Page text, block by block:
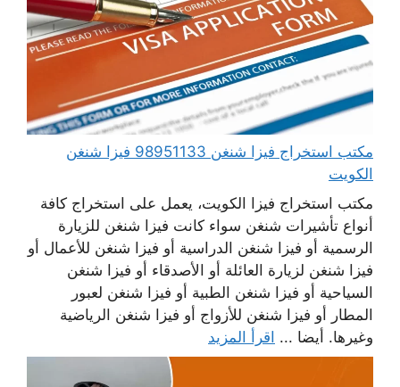
مكتب استخراج فيزا شنغن 98951133 فيزا شنغن
الكويت
مكتب استخراج فيزا الكويت، يعمل على استخراج كافة
أنواع تأشيرات شنغن سواء كانت فيزا شنغن للزيارة
الرسمية أو فيزا شنغن الدراسية أو فيزا شنغن للأعمال أو
فيزا شنغن لزيارة العائلة أو الأصدقاء أو فيزا شنغن
السياحية أو فيزا شنغن الطبية أو فيزا شنغن لعبور
المطار أو فيزا شنغن للأزواج أو فيزا شنغن الرياضية
وغيرها. أيضا ... اقرأ المزيد